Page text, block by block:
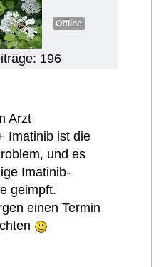
Offline
196
Arzt
Imatinib ist die
und es
Imatinib-
geimpft.
einen Termin